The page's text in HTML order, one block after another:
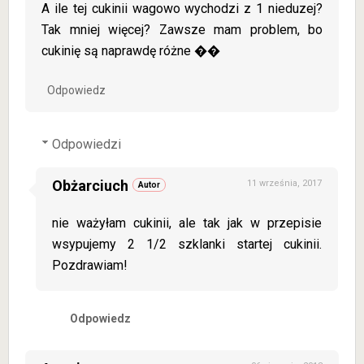
A ile tej cukinii wagowo wychodzi z 1 nieduzej?
Tak mniej więcej? Zawsze mam problem, bo
cukinię są naprawdę różne ��
Odpowiedz
Odpowiedzi
Obżarciuch 11 września, 2017
nie ważyłam cukinii, ale tak jak w przepisie
wsypujemy 2 1/2 szklanki startej cukinii.
Pozdrawiam!
Odpowiedz